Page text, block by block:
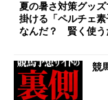
夏の暑さ対策グッ
掛ける「ペルチェ素
なんだ？ 賢く使う
競